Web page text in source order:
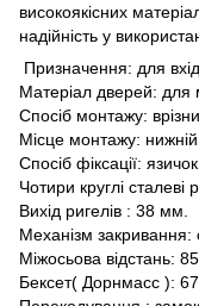
високоякісних
надійність у
Призначення: для
Матеріал дверей: для
Спосіб монтажу:
Місце монтажу:
Спосіб фіксації:
Чотири круглі
Вихід ригелів : 38 мм.
Механізм закривання:
Міжосьова відстань:
Бексет( Дорнмасс ):